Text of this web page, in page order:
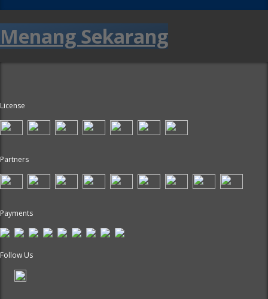
Menang Sekarang
License
Partners
Payments
Follow Us